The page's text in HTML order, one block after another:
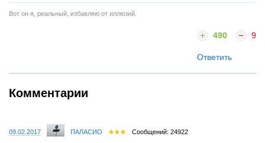
Вот он я, реальный, избавляю от иллюзий.
490 9
Ответить
Комментарии
09.02.2017 ПАЛАСИО Сообщений: 24922